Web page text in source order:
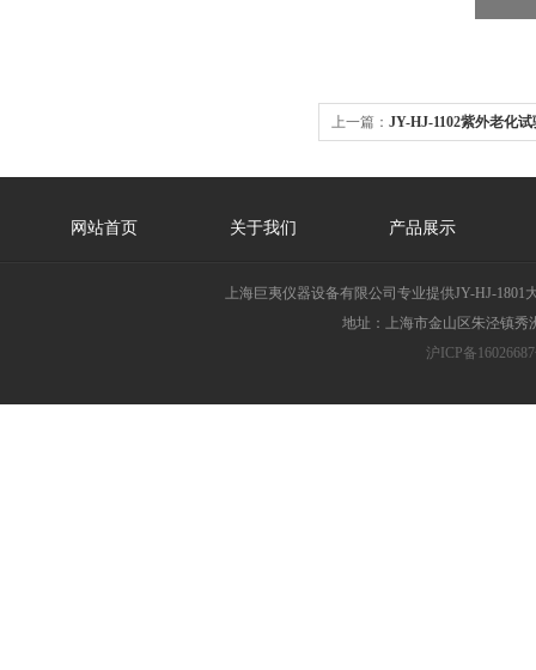
上一篇： JY-HJ-1102紫外老化
网站首页 关于我们 产品展示
上海巨夷仪器设备有限公司专业提供JY-HJ-
地址：上海市金山区朱泾镇秀
沪ICP备